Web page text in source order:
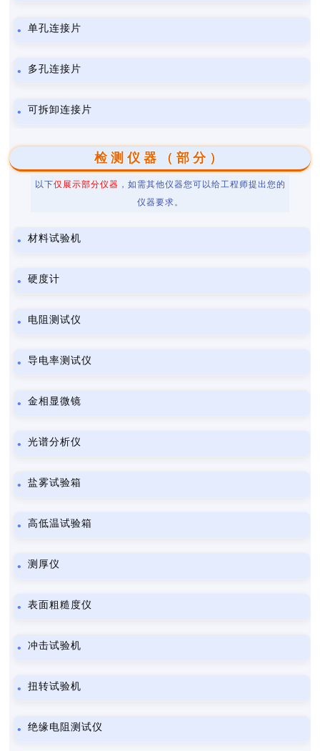
单孔连接片
多孔连接片
可拆卸连接片
检测仪器（部分）
以下仅展示部分仪器 ，如需其他仪器您可以给工程师提出您的
仪器要求。
材料试验机
硬度计
电阻测试仪
导电率测试仪
金相显微镜
光谱分析仪
盐雾试验箱
高低温试验箱
测厚仪
表面粗糙度仪
冲击试验机
扭转试验机
绝缘电阻测试仪